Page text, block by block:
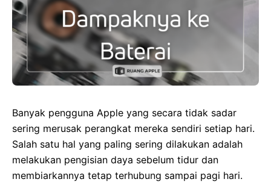
Banyak pengguna Apple yang secara tidak sadar
sering merusak perangkat mereka sendiri setiap hari.
Salah satu hal yang paling sering dilakukan adalah
melakukan pengisian daya sebelum tidur dan
membiarkannya tetap terhubung sampai pagi hari.